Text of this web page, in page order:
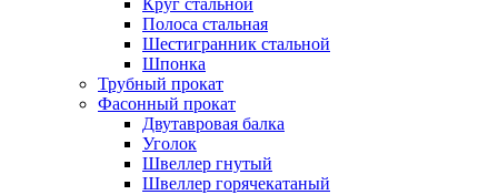
Круг стальной
Полоса стальная
Шестигранник стальной
Шпонка
Трубный прокат
Фасонный прокат
Двутавровая балка
Уголок
Швеллер гнутый
Швеллер горячекатаный